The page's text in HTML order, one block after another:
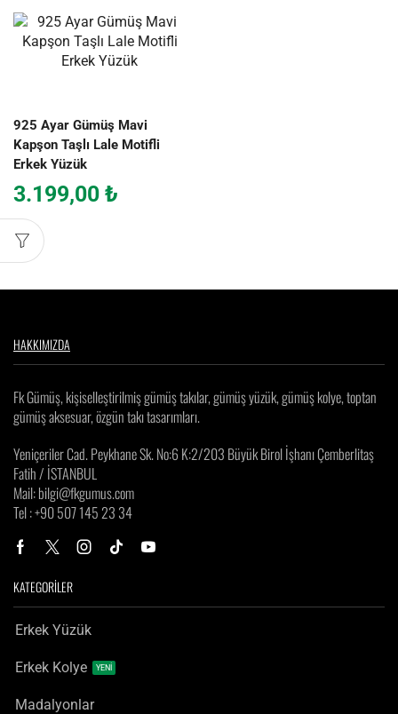
925 Ayar Gümüş Mavi
Kapşon Taşlı Lale Motifli
Erkek Yüzük
3.199,00 ₺
HAKKIMIZDA
Fk Gümüş, kişiselleştirilmiş gümüş takılar, gümüş yüzük, gümüş kolye, toptan
gümüş aksesuar, özgün takı tasarımları.
Yeniçeriler Cad. Peykhane Sk. No:6 K:2/203 Büyük Birol İşhanı Çemberlitaş
Fatih / İSTANBUL
Mail: bilgi@fkgumus.com
Tel : +90 507 145 23 34
KATEGORİLER
Erkek Yüzük
Erkek Kolye YENİ
Madalyonlar